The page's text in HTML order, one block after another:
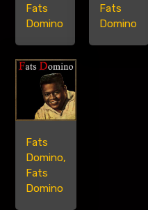
Fats
Domino
Fats
Domino
Fats
Domino,
Fats
Domino